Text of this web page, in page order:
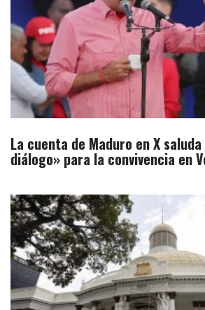
La cuenta de Maduro en X
diálogo» para la convivencia en